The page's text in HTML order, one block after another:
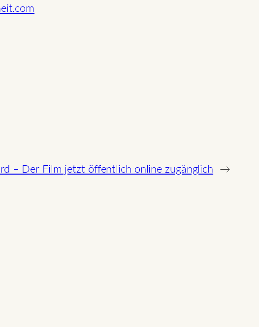
– Der Film jetzt öffentlich online zugänglich →